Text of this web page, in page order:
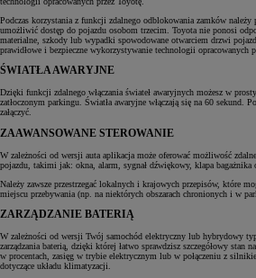
Podczas korzystania z funkcji zdalnego odblokowania zamków należy
umożliwić dostęp do pojazdu osobom trzecim. Toyota nie ponosi
materialne, szkody lub wypadki spowodowane otwarciem drzwi
prawidłowe i bezpieczne wykorzystywanie technologii opracowanych
ŚWIATŁA AWARYJNE
Dzięki funkcji zdalnego włączania świateł awaryjnych możesz w
zatłoczonym parkingu. Światła awaryjne włączają się na 60 sekund.
załączyć.
ZAAWANSOWANE STEROWANIE
W zależności od wersji auta aplikacja może oferować możliwość
pojazdu, takimi jak: okna, alarm, sygnał dźwiękowy, klapa bagażnika
Należy zawsze przestrzegać lokalnych i krajowych przepisów, które
miejscu przebywania (np. na niektórych obszarach chronionych i w
ZARZĄDZANIE BATERIĄ
W zależności od wersji Twój samochód elektryczny lub hybrydowy
zarządzania baterią, dzięki której łatwo sprawdzisz szczegółowy stan
w procentach, zasięg w trybie elektrycznym lub w połączeniu z
dotyczące układu klimatyzacji.